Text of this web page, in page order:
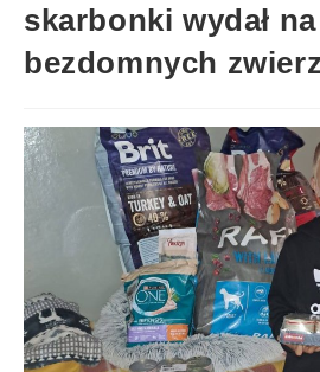
skarbonki wydał
bezdomnych